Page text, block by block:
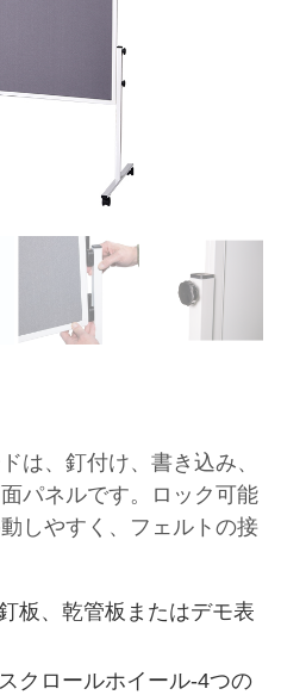
は、釘付け、書き込み、
パネルです。ロック可能
しやすく、フェルトの接
、乾管板またはデモ表
クロールホイール-4つの